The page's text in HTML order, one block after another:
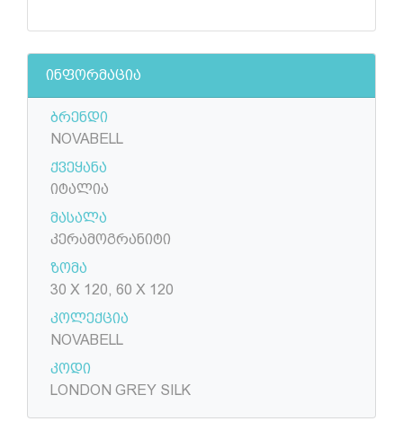
ინფორმაცია
ბრენდი
NOVABELL
ქვეყანა
იტალია
მასალა
კერამოგრანიტი
ზომა
30 X 120, 60 Х 120
კოლექცია
NOVABELL
კოდი
LONDON GREY SILK